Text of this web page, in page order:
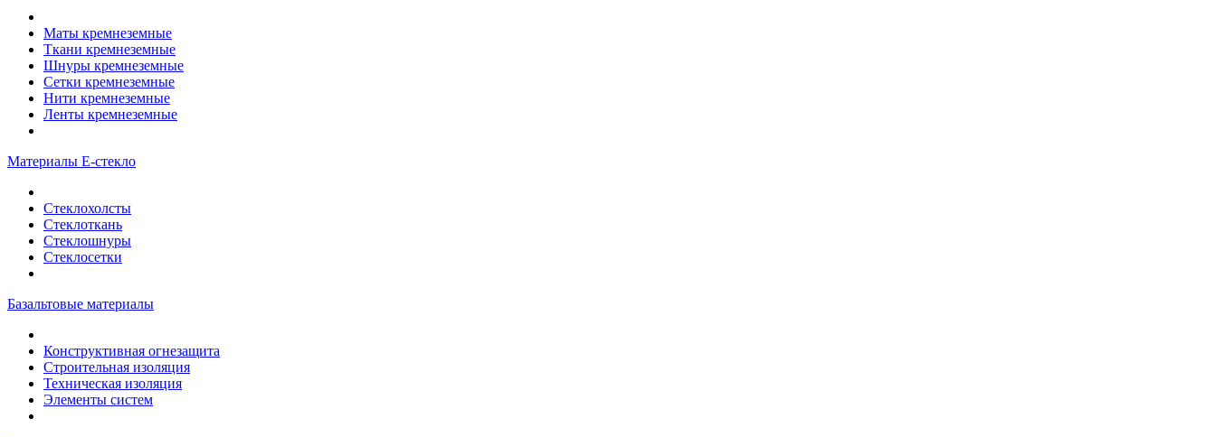
Маты кремнеземные
Ткани кремнеземные
Шнуры кремнеземные
Сетки кремнеземные
Нити кремнеземные
Ленты кремнеземные
Материалы Е-стекло
Стеклохолсты
Стеклоткань
Стеклошнуры
Стеклосетки
Базальтовые материалы
Конструктивная огнезащита
Строительная изоляция
Техническая изоляция
Элементы систем